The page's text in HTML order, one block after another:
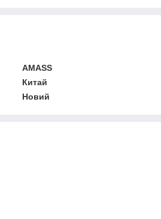
AMASS
Китай
Новий